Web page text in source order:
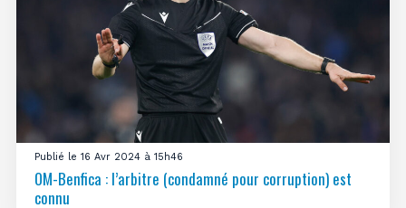
Publié le 16 Avr 2024 à 15h46
OM-Benfica : l’arbitre (condamné pour corruption) est
connu